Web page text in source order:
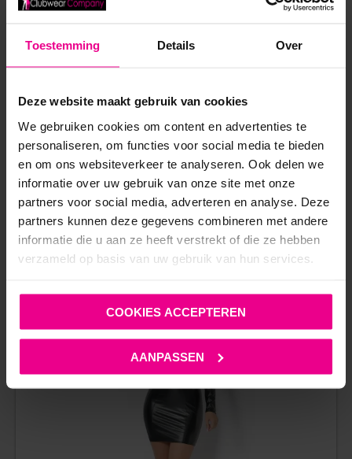
Toestemming Details Over
Deze website maakt gebruik van cookies
We gebruiken cookies om content en advertenties te
personaliseren, om functies voor social media te bieden
en om ons websiteverkeer te analyseren. Ook delen we
informatie over uw gebruik van onze site met onze
partners voor social media, adverteren en analyse. Deze
partners kunnen deze gegevens combineren met andere
informatie die u aan ze heeft verstrekt of die ze hebben
verzameld op basis van uw gebruik van hun services.
COOKIES ACCEPTEREN
AANPASSEN
PATRICE CATANZARO – VENUS JURK – LYCRA – ZWART
5 werkdagen
€129,95